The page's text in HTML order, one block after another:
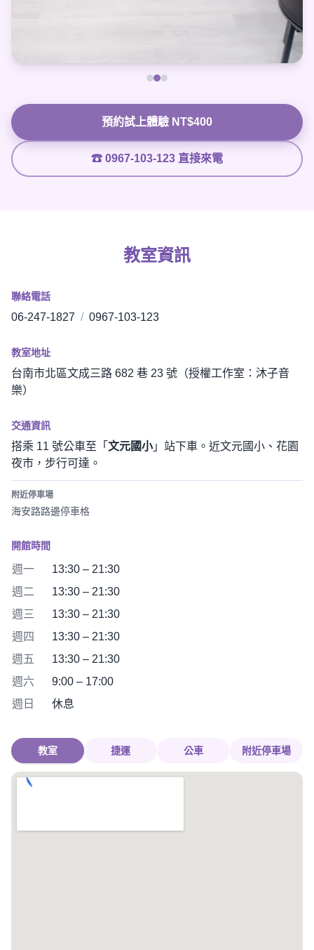
預約試上體驗 NT$400
☎ 0967-103-123 直接來電
教室資訊
聯絡電話
06-247-1827 / 0967-103-123
教室地址
台南市北區文成三路 682 巷 23 號（授權工作室：沐子音
樂）
交通資訊
搭乘 11 號公車至「 文元國小」站下車。近文元國小、花園
夜市，步行可達。
附近停車場
海安路路邊停車格
開館時間
週一
13:30 – 21:30
週二
13:30 – 21:30
週三
13:30 – 21:30
週四
13:30 – 21:30
週五
13:30 – 21:30
週六
9:00 – 17:00
週日
休息
教室 捷運 公車 附近停車場